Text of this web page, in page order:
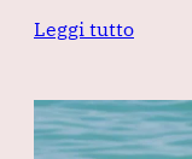
Leggi tutto